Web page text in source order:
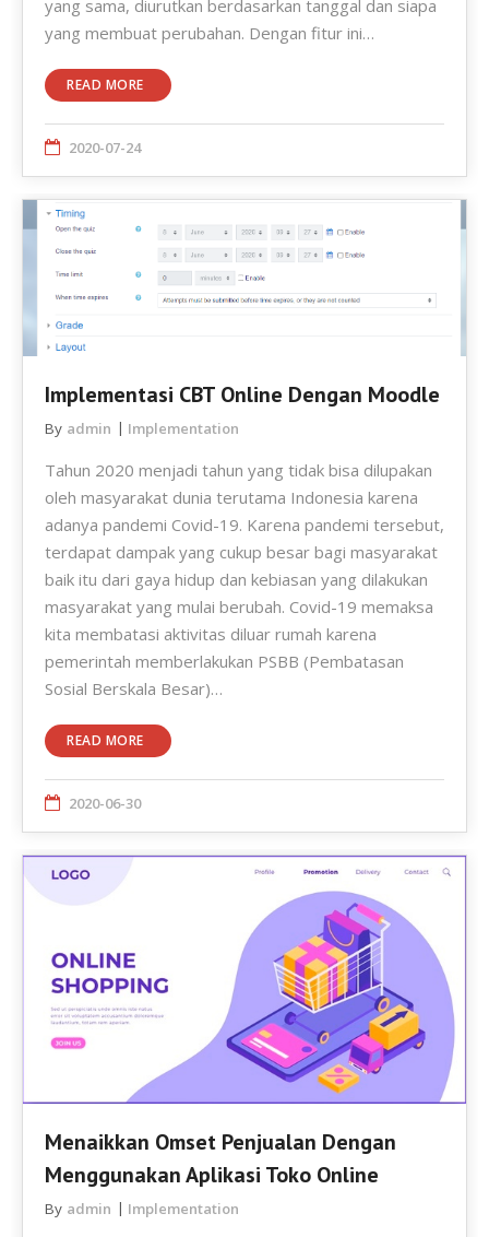
yang sama, diurutkan berdasarkan tanggal dan siapa
yang membuat perubahan. Dengan fitur ini…
READ MORE
2020-07-24
Implementasi CBT Online Dengan Moodle
By admin Implementation
Tahun 2020 menjadi tahun yang tidak bisa dilupakan
oleh masyarakat dunia terutama Indonesia karena
adanya pandemi Covid-19. Karena pandemi tersebut,
terdapat dampak yang cukup besar bagi masyarakat
baik itu dari gaya hidup dan kebiasan yang dilakukan
masyarakat yang mulai berubah. Covid-19 memaksa
kita membatasi aktivitas diluar rumah karena
pemerintah memberlakukan PSBB (Pembatasan
Sosial Berskala Besar)…
READ MORE
2020-06-30
Menaikkan Omset Penjualan Dengan
Menggunakan Aplikasi Toko Online
By admin Implementation